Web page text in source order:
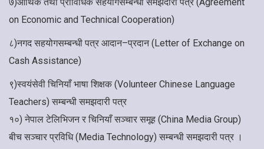
on Economic and Technical Cooperation)
८)नगद सहयोगसम्बन्धी पत्र आदान–प्रदान (Letter of Exchange on
Cash Assistance)
९)स्वयंसेवी चिनियाँ भाषा शिक्षक (Volunteer Chinese Language
Teachers) सम्बन्धी समझदारी पत्र
१०) नेपाल टेलिभिजन र चिनियाँ सञ्चार समूह (China Media Group)
बीच सञ्चार प्रविधि (Media Technology) सम्बन्धी समझदारी पत्र ।